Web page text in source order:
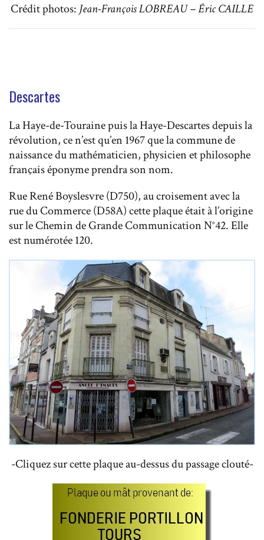
Crédit photos: Jean-François LOBREAU – Éric CAILLE
Descartes
La Haye-de-Touraine puis la Haye-Descartes depuis la
révolution, ce n’est qu’en 1967 que la commune de
naissance du mathématicien, physicien et philosophe
français éponyme prendra son nom.
Rue René Boyslesvre (D750), au croisement avec la
rue du Commerce (D58A) cette plaque était à l’origine
sur le Chemin de Grande Communication N°42. Elle
est numérotée 120.
-Cliquez sur cette plaque au-dessus du passage clouté-